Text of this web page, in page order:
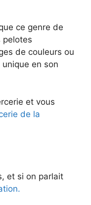
ce genre de
pelotes
de couleurs ou
en son
et vous
de la
et si on parlait